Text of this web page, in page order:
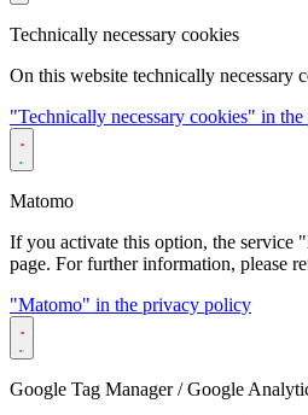
Technically necessary cookies
On this website technically necessary
"Technically necessary cookies" in
Matomo
If you activate this option, the service
page. For further information, please
"Matomo" in the privacy policy
Google Tag Manager / Google